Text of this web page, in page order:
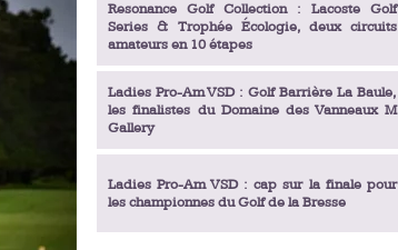
Resonance Golf Collection : Lacoste Golf
Series & Trophée Écologie, deux circuits
amateurs en 10 étapes
Ladies Pro-Am VSD : Golf Barrière La Baule,
les finalistes du Domaine des Vanneaux M
Gallery
Ladies Pro-Am VSD : cap sur la finale pour
les championnes du Golf de la Bresse